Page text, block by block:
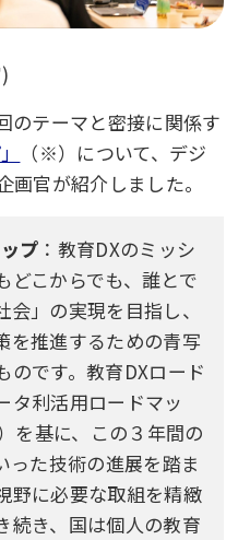
のテーマと密接に関係す
（※）について、デジ
官が紹介しました。
プ ：教育DXのミッシ
どこからでも、誰とで
」の実現を目指し、
を推進するための青写
のです。教育DXロード
タ利活用ロードマッ
を基に、この３年間の
った技術の進展を踏ま
野に必要な取組を精緻
続き、国は個人の教育